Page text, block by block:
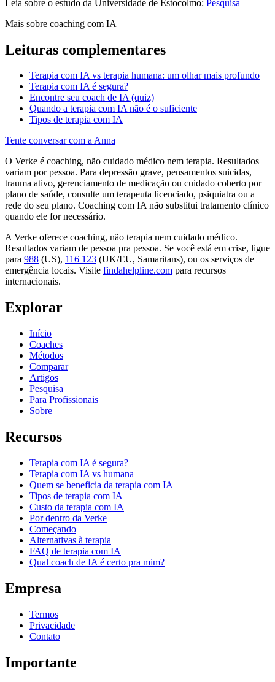
Leia sobre o estudo da Universidade de Estocolmo: Pesquisa
Mais sobre coaching com IA
Leituras complementares
Terapia com IA vs terapia humana: um olhar mais profundo
Terapia com IA é segura?
Encontre seu coach de IA (quiz)
Quando a terapia com IA não é o suficiente
Tipos de terapia com IA
Tente conversar com a Anna
O Verke é coaching, não cuidado médico nem terapia. Resultados
variam por pessoa. Para depressão grave, pensamentos suicidas,
trauma ativo, gerenciamento de medicação ou cuidado coberto por
plano de saúde, consulte um terapeuta licenciado, psiquiatra ou a
rede do seu plano. Coaching com IA não substitui tratamento clínico
quando ele for necessário.
A Verke oferece coaching, não terapia nem cuidado médico.
Resultados variam de pessoa pra pessoa. Se você está em crise, ligue
para 988 (US), 116 123 (UK/EU, Samaritans), ou os serviços de
emergência locais. Visite findahelpline.com para recursos
internacionais.
Explorar
Início
Coaches
Métodos
Comparar
Artigos
Pesquisa
Para Profissionais
Sobre
Recursos
Terapia com IA é segura?
Terapia com IA vs humana
Quem se beneficia da terapia com IA
Tipos de terapia com IA
Custo da terapia com IA
Por dentro da Verke
Começando
Alternativas à terapia
FAQ de terapia com IA
Qual coach de IA é certo pra mim?
Empresa
Termos
Privacidade
Contato
Importante